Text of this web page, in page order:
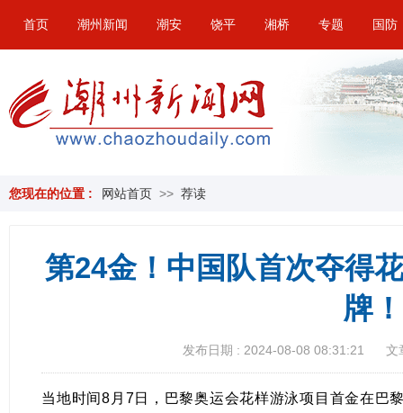
首页 潮州新闻 潮安 饶平 湘桥 专题 国防
您现在的位置 : 网站首页 >> 荐读
第24金！中国队首次夺得
牌！
发布日期 : 2024-08-08 08:31:21 文
当地时间8月7日，巴黎奥运会花样游泳项目首金在巴